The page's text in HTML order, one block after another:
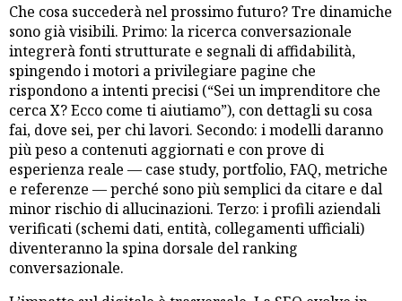
Che cosa succederà nel prossimo futuro? Tre dinamiche
sono già visibili. Primo: la ricerca conversazionale
integrerà fonti strutturate e segnali di affidabilità,
spingendo i motori a privilegiare pagine che
rispondono a intenti precisi (“Sei un imprenditore che
cerca X? Ecco come ti aiutiamo”), con dettagli su cosa
fai, dove sei, per chi lavori. Secondo: i modelli daranno
più peso a contenuti aggiornati e con prove di
esperienza reale — case study, portfolio, FAQ, metriche
e referenze — perché sono più semplici da citare e dal
minor rischio di allucinazioni. Terzo: i profili aziendali
verificati (schemi dati, entità, collegamenti ufficiali)
diventeranno la spina dorsale del ranking
conversazionale.